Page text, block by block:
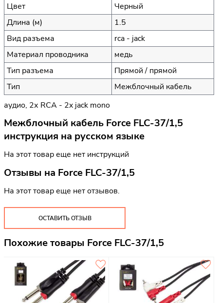
Цвет
Черный
Длина (м)
1.5
Вид разъема
rca - jack
Материал проводника
медь
Тип разъема
Прямой / прямой
Тип
Межблочный кабель
аудио, 2х RCA - 2x jack mono
Межблочный кабель Force FLC-37/1,5
инструкция на русском языке
На этот товар еще нет инструкций
Отзывы на Force FLC-37/1,5
На этот товар еще нет отзывов.
ОСТАВИТЬ ОТЗЫВ
Похожие товары Force FLC-37/1,5